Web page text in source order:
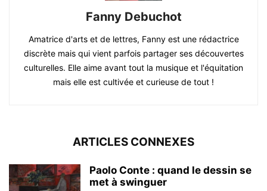
Fanny Debuchot
Amatrice d'arts et de lettres, Fanny est une rédactrice
discrète mais qui vient parfois partager ses découvertes
culturelles. Elle aime avant tout la musique et l'équitation
mais elle est cultivée et curieuse de tout !
ARTICLES CONNEXES
Paolo Conte : quand le dessin se
met à swinguer